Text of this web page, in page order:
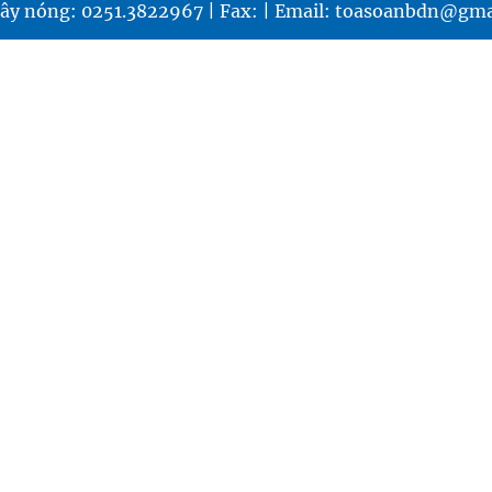
nóng: 0251.3822967 | Fax: | Email: